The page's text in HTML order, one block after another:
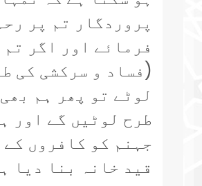
پروردگار تم پر
فرمائے اور اگر تم
(فساد و سرکشی کی
لوٹے تو پھر ہم
طرح لوٹیں گے اور
جہنم کو کافروں
قید خانہ بنا دیا